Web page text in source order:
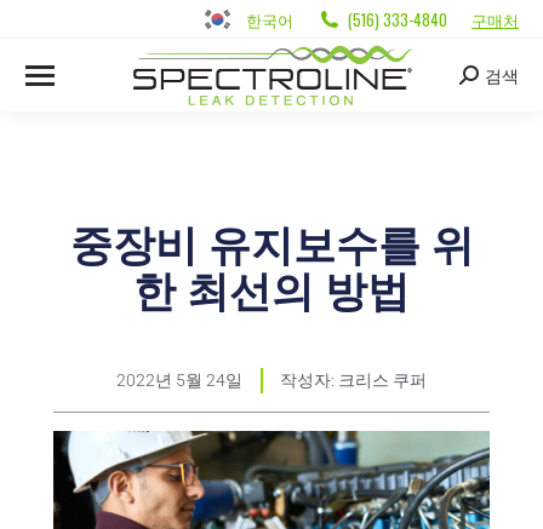
한국어 (516) 333-4840 구매처
검색
중장비 유지보수를 위
한 최선의 방법
2022년 5월 24일 작성자: 크리스 쿠퍼